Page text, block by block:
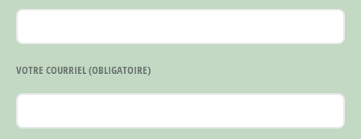
VOTRE COURRIEL(OBLIGATOIRE)